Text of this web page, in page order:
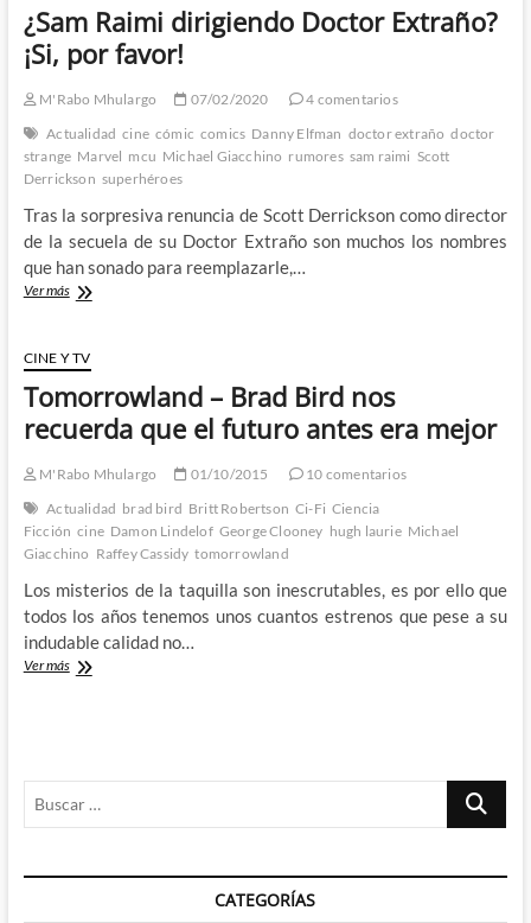
¿Sam Raimi dirigiendo Doctor Extraño?
¡Si, por favor!
M'Rabo Mhulargo 07/02/2020
4 comentarios
Actualidad cine cómic comics Danny Elfman doctor extraño doctor
strange Marvel mcu Michael Giacchino rumores sam raimi Scott
Derrickson superhéroes
Tras la sorpresiva renuncia de Scott Derrickson como director
de la secuela de su Doctor Extraño son muchos los nombres
que han sonado para reemplazarle,…
Ver más¿Sam
Doctor
Extraño?
¡Si,
favor!
CINE Y TV
Tomorrowland – Brad Bird nos
recuerda que el futuro antes era mejor
M'Rabo Mhulargo 01/10/2015
10 comentarios
Actualidad brad bird Britt Robertson Ci-Fi Ciencia
Ficción cine Damon Lindelof George Clooney hugh laurie Michael
Giacchino Raffey Cassidy tomorrowland
Los misterios de la taquilla son inescrutables, es por ello que
todos los años tenemos unos cuantos estrenos que pese a su
indudable calidad no…
Ver másTomorrowland
el
era
Buscar
CATEGORÍAS